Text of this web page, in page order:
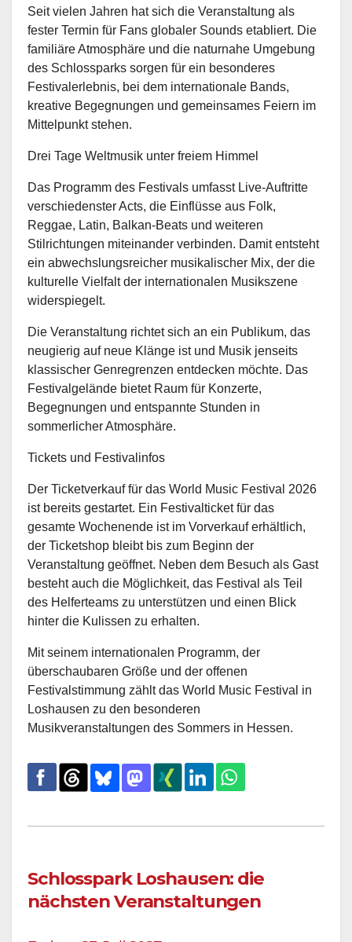
Seit vielen Jahren hat sich die Veranstaltung als
fester Termin für Fans globaler Sounds etabliert. Die
familiäre Atmosphäre und die naturnahe Umgebung
des Schlossparks sorgen für ein besonderes
Festivalerlebnis, bei dem internationale Bands,
kreative Begegnungen und gemeinsames Feiern im
Mittelpunkt stehen.
Drei Tage Weltmusik unter freiem Himmel
Das Programm des Festivals umfasst Live-Auftritte
verschiedenster Acts, die Einflüsse aus Folk,
Reggae, Latin, Balkan-Beats und weiteren
Stilrichtungen miteinander verbinden. Damit entsteht
ein abwechslungsreicher musikalischer Mix, der die
kulturelle Vielfalt der internationalen Musikszene
widerspiegelt.
Die Veranstaltung richtet sich an ein Publikum, das
neugierig auf neue Klänge ist und Musik jenseits
klassischer Genregrenzen entdecken möchte. Das
Festivalgelände bietet Raum für Konzerte,
Begegnungen und entspannte Stunden in
sommerlicher Atmosphäre.
Tickets und Festivalinfos
Der Ticketverkauf für das World Music Festival 2026
ist bereits gestartet. Ein Festivalticket für das
gesamte Wochenende ist im Vorverkauf erhältlich,
der Ticketshop bleibt bis zum Beginn der
Veranstaltung geöffnet. Neben dem Besuch als Gast
besteht auch die Möglichkeit, das Festival als Teil
des Helferteams zu unterstützen und einen Blick
hinter die Kulissen zu erhalten.
Mit seinem internationalen Programm, der
überschaubaren Größe und der offenen
Festivalstimmung zählt das World Music Festival in
Loshausen zu den besonderen
Musikveranstaltungen des Sommers in Hessen.
Schlosspark Loshausen: die
nächsten Veranstaltungen